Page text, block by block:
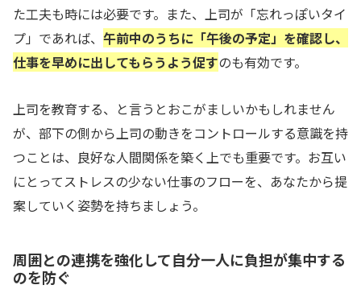
た工夫も時には必要です。また、上司が「忘れっぽいタイ
プ」であれば、 午前中のうちに「午後の予定」を確認し、
仕事を早めに出してもらうよう促すのも有効です。
上司を教育する、と言うとおこがましいかもしれません
が、部下の側から上司の動きをコントロールする意識を持
つことは、良好な人間関係を築く上でも重要です。お互い
にとってストレスの少ない仕事のフローを、あなたから提
案していく姿勢を持ちましょう。
周囲との連携を強化して自分一人に負担が集中する
のを防ぐ